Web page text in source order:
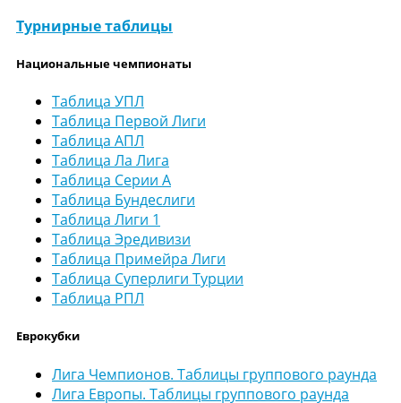
Турнирные таблицы
Национальные чемпионаты
Таблица УПЛ
Таблица Первой Лиги
Таблица АПЛ
Таблица Ла Лига
Таблица Серии А
Таблица Бундеслиги
Таблица Лиги 1
Таблица Эредивизи
Таблица Примейра Лиги
Таблица Суперлиги Турции
Таблица РПЛ
Еврокубки
Лига Чемпионов. Таблицы группового раунда
Лига Европы. Таблицы группового раунда